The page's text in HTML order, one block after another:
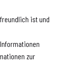
ist und
zur